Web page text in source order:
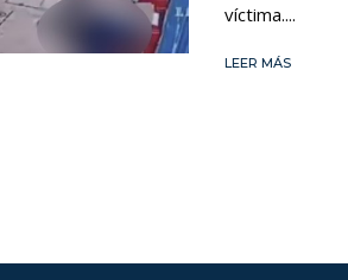
víctima....
LEER MÁS